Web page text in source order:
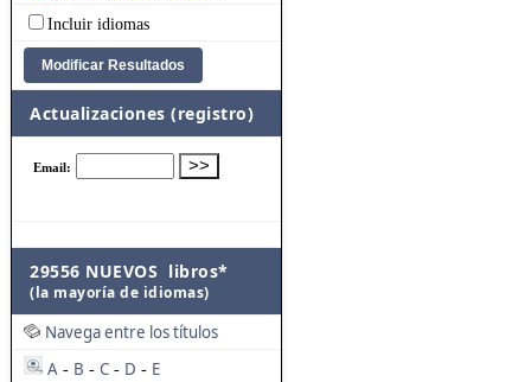
Incluir idiomas
Actualizaciones (registro)
29556 NUEVOS libros*
(la mayoría de idiomas)
Navega entre los títulos
A - B - C - D - E